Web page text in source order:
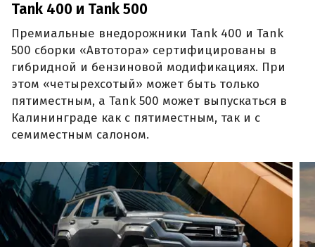
Tank 400 и Tank 500
Премиальные внедорожники Tank 400 и Tank
500 сборки «Автотора» сертифицированы в
гибридной и бензиновой модификациях. При
этом «четырехсотый» может быть только
пятиместным, а Tank 500 может выпускаться в
Калининграде как с пятиместным, так и с
семиместным салоном.